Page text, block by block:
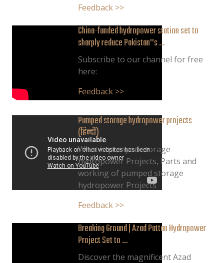
Feedback >>
China-funded hydropower station set to
sharply reduce Pakistan''s …
Subscribe to our channel for free
here:
Feedback >>
Pumped storage hydropower projects
(हिन्दी)
What is pumped storage
hydropower Projects, Parts and
working of pumped storage
hydropower Projects
Feedback >>
Breaking Ground | Azad Pattan Hydropower
Project Set to …
Discover the magnificent Azad